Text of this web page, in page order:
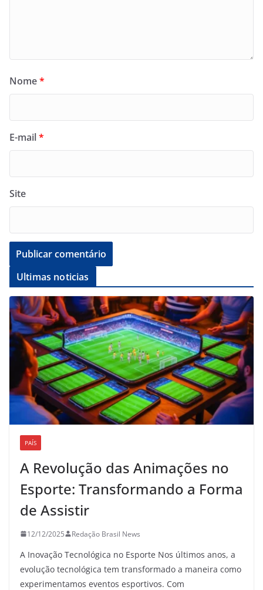
Nome*
E-mail*
Site
Ultimas noticias
PAÍS
A Revolução das Animações no
Esporte: Transformando a Forma
de Assistir
12/12/2025 Redação Brasil News
A Inovação Tecnológica no Esporte Nos últimos anos, a
evolução tecnológica tem transformado a maneira como
experimentamos eventos esportivos. Com